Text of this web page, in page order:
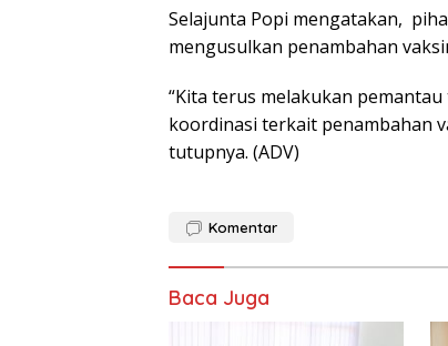
Selajunta Popi mengatakan,
mengusulkan penambahan
“Kita terus melakukan
koordinasi terkait penambahan
tutupnya. (ADV)
Komentar
Baca Juga